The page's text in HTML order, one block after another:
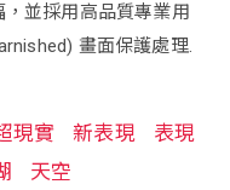
並採用高品質專業用
畫面保護處理.
現實 新表現
表現
天空